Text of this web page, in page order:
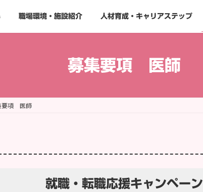
職場環境・施設紹介 人材育成・キャリアステップ
募集要項 医師
要項 医師
就職・転職応援キャンペーン